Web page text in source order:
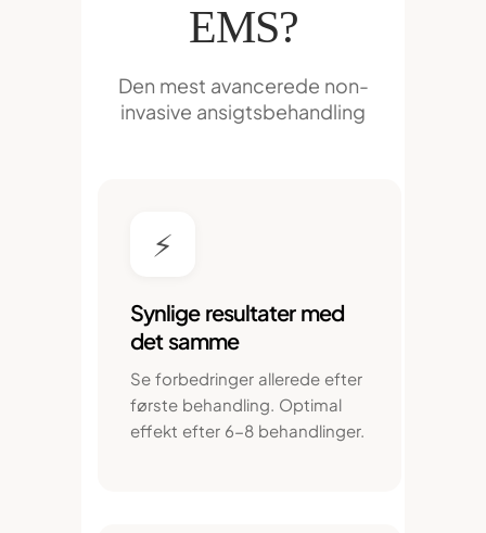
EMS?
Den mest avancerede non-
invasive ansigtsbehandling
⚡
Synlige resultater med
det samme
Se forbedringer allerede efter
første behandling. Optimal
effekt efter 6-8 behandlinger.